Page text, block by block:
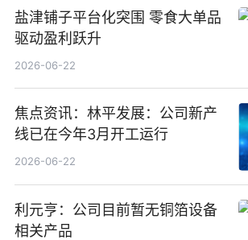
盐津铺子平台化突围 零食大单品
驱动盈利跃升
2026-06-22
焦点资讯：林平发展：公司新产
线已在今年3月开工运行
2026-06-22
利元亨：公司目前暂无铜箔设备
相关产品